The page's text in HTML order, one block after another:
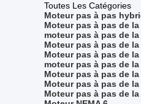
Toutes Les Catégories
Moteur pas à pas
Moteur pas à pas de la
moteur pas à pas de la
Moteur pas à pas de la
Moteur pas à pas de la
moteur pas à pas de la
Moteur pas à pas de la
Moteur pas à pas de la
Moteur pas à pas de la